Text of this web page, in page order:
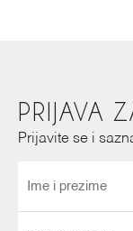
PRIJAVA
Prijavite se i